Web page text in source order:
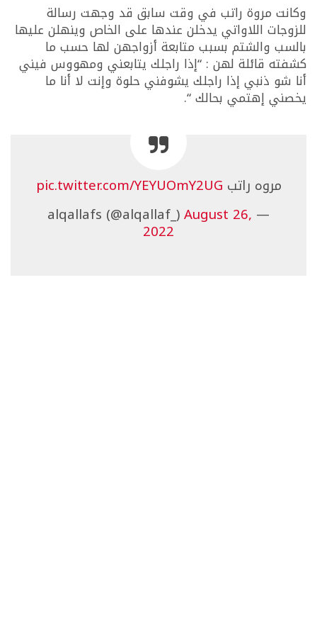
وكانت مروة راتب في وقت سابق قد وجهت رسالة
للزوجات اللاواتي يدخلن عندها على الخاص وينهلن عليها
بالسب والشتم بسبب متابعة أزواجهن لها حسب ما
كشفته قائلة لهن : “إذا راجلك يتابعني ومهووس فيني
أنا شو ذنبي إذا راجلك يشوفني حلوة وإنت لا أنا ما
يخصني إهتمي بحالك “.
مروه راتب pic.twitter.com/YEYUOmY2UG
— alqallafs (@alqallaf_)
August 26,
2022